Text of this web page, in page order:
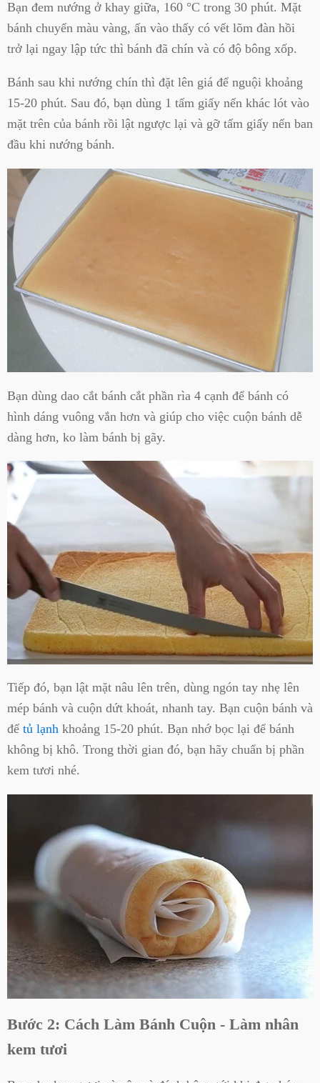
Bạn đem nướng ở khay giữa, 160 °C trong 30 phút. Mặt
bánh chuyển màu vàng, ấn vào thấy có vết lõm đàn hồi
trở lại ngay lập tức thì bánh đã chín và có độ bông xốp.
Bánh sau khi nướng chín thì đặt lên giá để nguội khoảng
15-20 phút. Sau đó, bạn dùng 1 tấm giấy nến khác lót vào
mặt trên của bánh rồi lật ngược lại và gỡ tấm giấy nến ban
đầu khi nướng bánh.
Bạn dùng dao cắt bánh cắt phần rìa 4 cạnh để bánh có
hình dáng vuông vắn hơn và giúp cho việc cuộn bánh dễ
dàng hơn, ko làm bánh bị gãy.
Tiếp đó, bạn lật mặt nâu lên trên, dùng ngón tay nhẹ lên
mép bánh và cuộn dứt khoát, nhanh tay. Bạn cuộn bánh và
để tủ lạnh khoảng 15-20 phút. Bạn nhớ bọc lại để bánh
không bị khô. Trong thời gian đó, bạn hãy chuẩn bị phần
kem tươi nhé.
Bước 2: Cách Làm Bánh Cuộn - Làm nhân
kem tươi